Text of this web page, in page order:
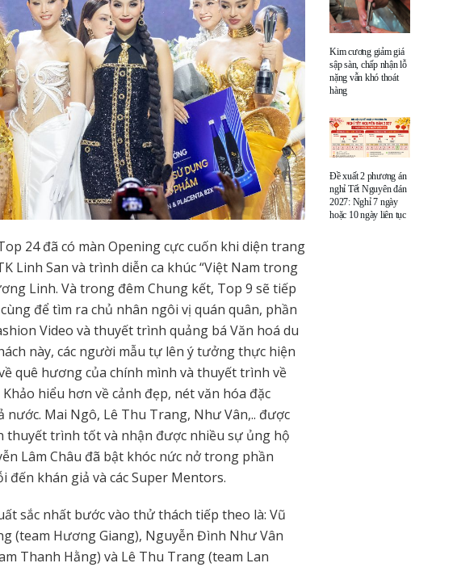
24 đã có màn Opening cực cuốn khi diện trang
Linh San và trình diễn ca khúc “Việt Nam trong
Linh. Và trong đêm Chung kết, Top 9 sẽ tiếp
để tìm ra chủ nhân ngôi vị quán quân, phần
Video và thuyết trình quảng bá Văn hoá du
này, các người mẫu tự lên ý tưởng thực hiện
quê hương của chính mình và thuyết trình về
hiểu hơn về cảnh đẹp, nét văn hóa đặc
Mai Ngô, Lê Thu Trang, Như Vân,.. được
thuyết trình tốt và nhận được nhiều sự ủng hộ
Lâm Châu đã bật khóc nức nở trong phần
khán giả và các Super Mentors.
sắc nhất bước vào thử thách tiếp theo là: Vũ
(team Hương Giang), Nguyễn Đình Như Vân
Thanh Hằng) và Lê Thu Trang (team Lan
Kim cương giảm giá
sập sàn, chấp nhận lỗ
nặng vẫn khó thoát
hàng
Đề xuất 2 phương án
nghỉ Tết Nguyên đán
2027: Nghỉ 7 ngày
hoặc 10 ngày liên tục